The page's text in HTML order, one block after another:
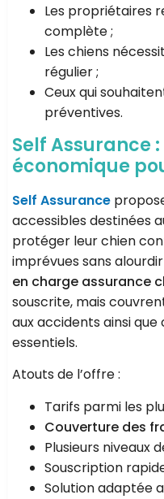
Les propriétaires
complète ;
Les chiens
régulier ;
Ceux qui
préventives.
Self Assurance
économique
Self Assurance
accessibles destinées
protéger leur chien
imprévues sans
en charge assurance
souscrite, mais
aux accidents ainsi
essentiels.
Atouts de l’offre :
Tarifs parmi les
Couverture des
Plusieurs niveaux
Souscription
Solution adaptée